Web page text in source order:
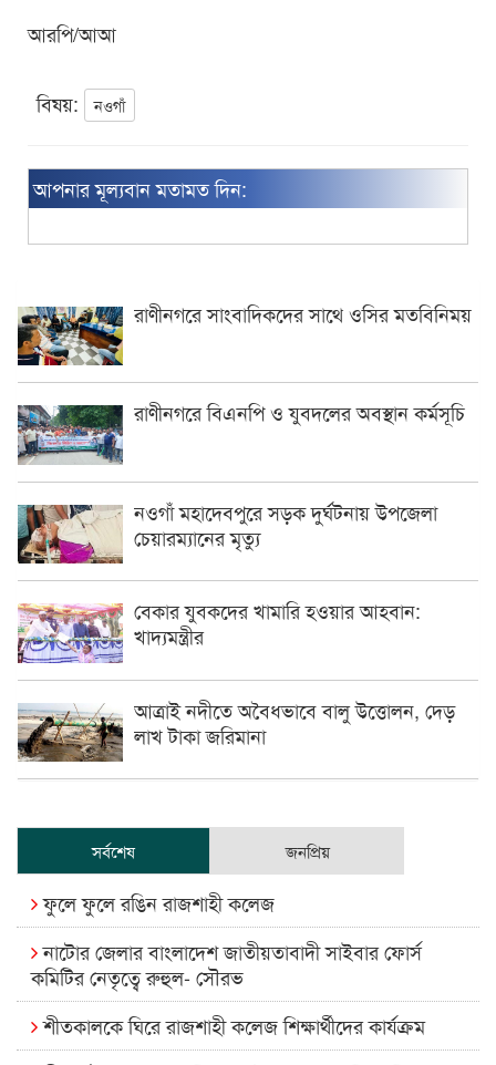
আরপি/আআ
বিষয়: নওগাঁ
আপনার মূল্যবান মতামত দিন:
রাণীনগরে সাংবাদিকদের সাথে ওসির মতবিনিময়
রাণীনগরে বিএনপি ও যুবদলের অবস্থান কর্মসূচি
নওগাঁ মহাদেবপুরে সড়ক দুর্ঘটনায় উপজেলা
চেয়ারম্যানের মৃত্যু
বেকার যুবকদের খামারি হওয়ার আহবান:
খাদ্যমন্ত্রীর
আত্রাই নদীতে অবৈধভাবে বালু উত্তোলন, দেড়
লাখ টাকা জরিমানা
সর্বশেষ জনপ্রিয়
ফুলে ফুলে রঙিন রাজশাহী কলেজ
নাটোর জেলার বাংলাদেশ জাতীয়তাবাদী সাইবার ফোর্স
কমিটির নেতৃত্বে রুহুল- সৌরভ
শীতকালকে ঘিরে রাজশাহী কলেজ শিক্ষার্থীদের কার্যক্রম